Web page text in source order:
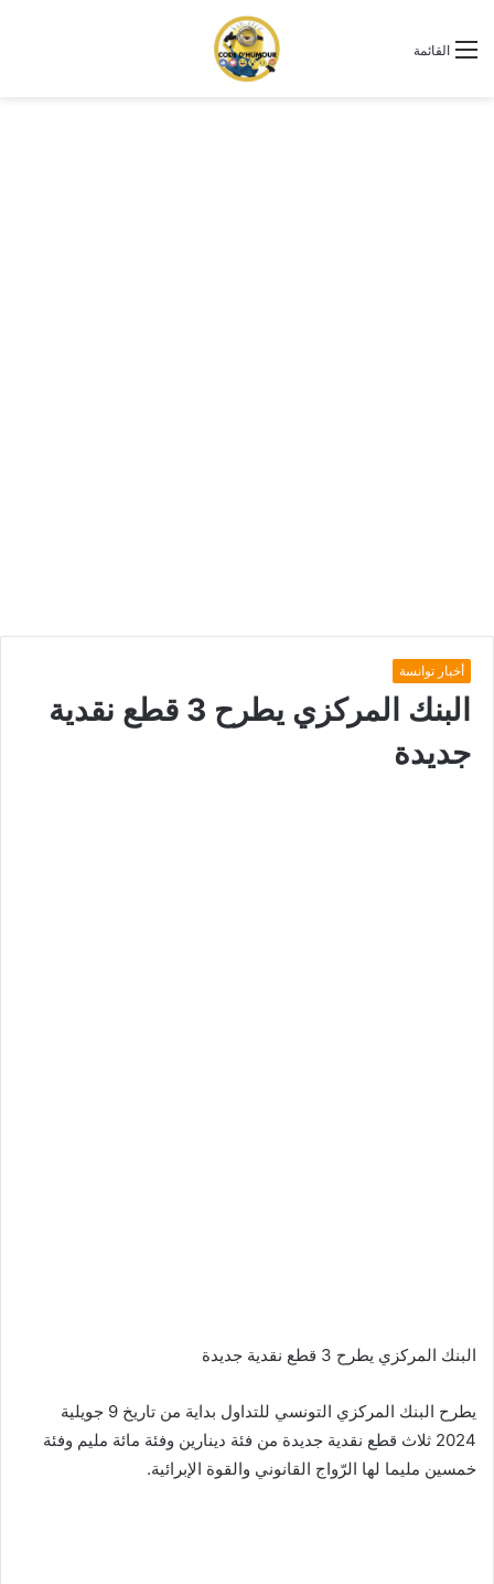
القائمة
أخبار توانسة
البنك المركزي يطرح 3 قطع نقدية
جديدة
البنك المركزي يطرح 3 قطع نقدية جديدة
يطرح البنك المركزي التونسي للتداول بداية من تاريخ 9 جويلية
2024 ثلاث قطع نقدية جديدة من فئة دينارين وفئة مائة مليم وفئة
خمسين مليما لها الرّواج القانوني والقوة الإبرائية.